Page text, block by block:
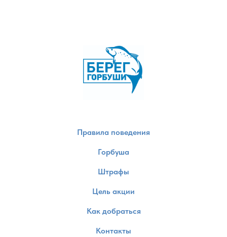
Правила поведения
Горбуша
Штрафы
Цель акции
Как добраться
Контакты